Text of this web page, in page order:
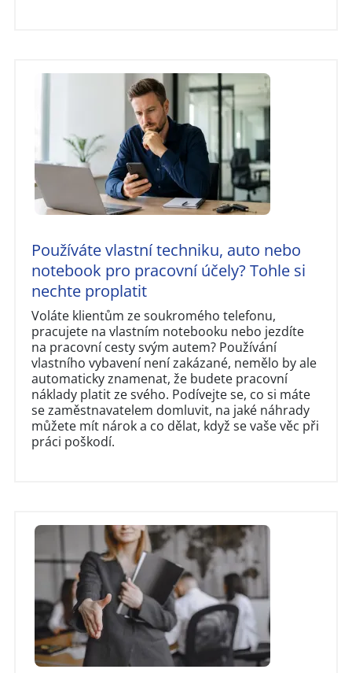
Používáte vlastní techniku, auto nebo
notebook pro pracovní účely? Tohle si
nechte proplatit
Voláte klientům ze soukromého telefonu,
pracujete na vlastním notebooku nebo jezdíte
na pracovní cesty svým autem? Používání
vlastního vybavení není zakázané, nemělo by ale
automaticky znamenat, že budete pracovní
náklady platit ze svého. Podívejte se, co si máte
se zaměstnavatelem domluvit, na jaké náhrady
můžete mít nárok a co dělat, když se vaše věc při
práci poškodí.